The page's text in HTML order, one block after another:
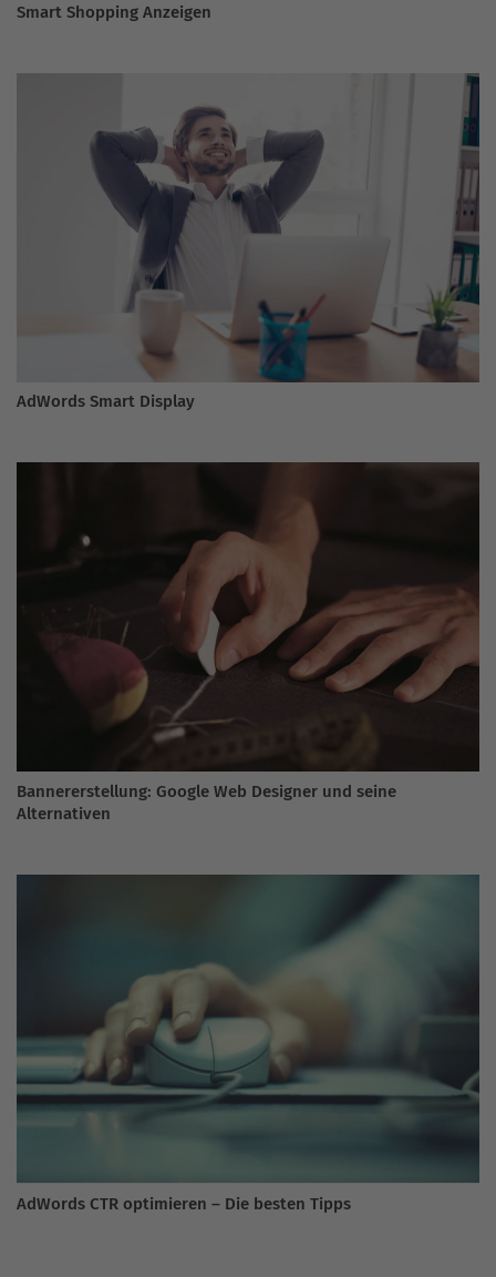
Smart Shopping Anzeigen
AdWords Smart Display
Bannererstellung: Google Web Designer und seine
Alternativen
AdWords CTR optimieren – Die besten Tipps